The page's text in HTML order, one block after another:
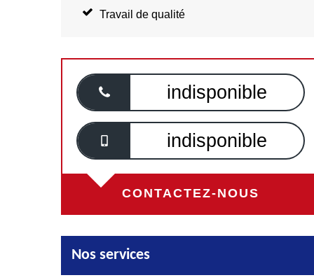
Travail de qualité
indisponible
indisponible
CONTACTEZ-NOUS
Nos services